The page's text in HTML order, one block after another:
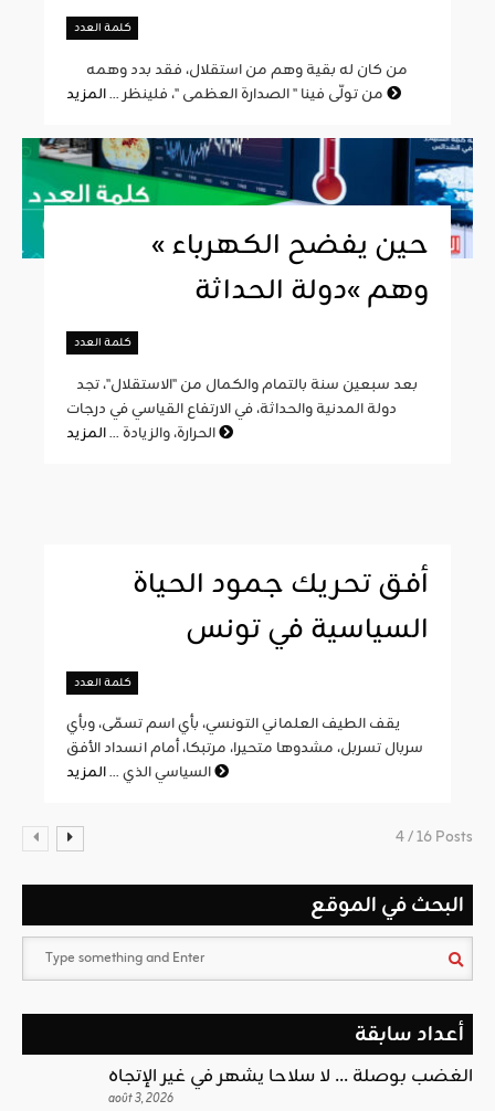
كلمة العدد
من تولّى فينا " الصدارة العظمى "، فلينظر ...
« حين يفضح الكهرباء
وهم »دولة الحداثة
كلمة العدد
دولة المدنية والحداثة، في الارتفاع القياسي في درجات
الحرارة، والزيادة ...
أفق تحريك جمود الحياة
السياسية في تونس
كلمة العدد
يقف الطيف العلماني التونسي، بأي اسم تسمّى، وبأي
سربال تسربل، مشدوها متحيرا، مرتبكا، أمام انسداد الأفق
السياسي الذي ...
4 / 16 Posts
البحث في الموقع
أعداد سابقة
الغضب بوصلة … لا سلاحا يشهر في غير الإتجاه
août 3, 2026